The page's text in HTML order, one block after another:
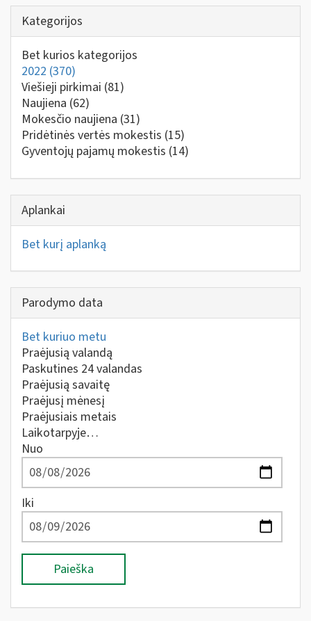
Kategorijos
Bet kurios kategorijos
2022 (370)
Viešieji pirkimai (81)
Naujiena (62)
Mokesčio naujiena (31)
Pridėtinės vertės mokestis (15)
Gyventojų pajamų mokestis (14)
Aplankai
Bet kurį aplanką
Parodymo data
Bet kuriuo metu
Praėjusią valandą
Paskutines 24 valandas
Praėjusią savaitę
Praėjusį mėnesį
Praėjusiais metais
Laikotarpyje…
Nuo
Iki
Paieška